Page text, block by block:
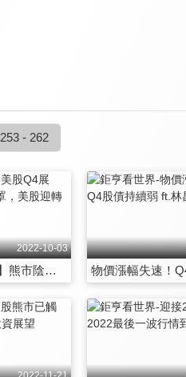
更新至第 1 集
253 - 262
2022-10-03
【美股Q4展望】熊市陰霾籠罩，美股迎轉機